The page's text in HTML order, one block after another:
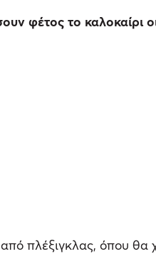
φέτος το καλοκαίρι
πλέξιγκλας, όπου θα